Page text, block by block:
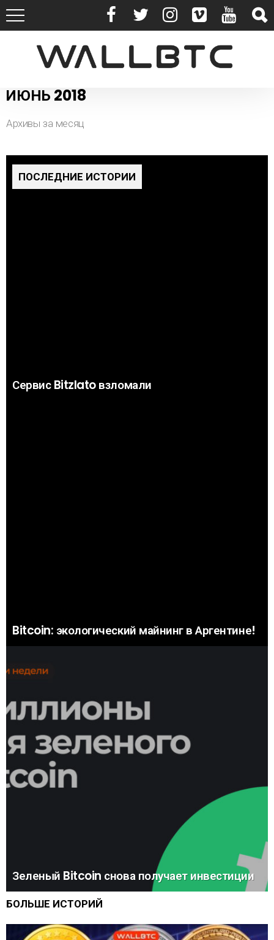
ИЮНЬ 2018
Архивы за месяц
ПОСЛЕДНИЕ ИСТОРИИ
Сервис Bitzlato взломали
Bitcoin: экологический майнинг в Аргентине!
Зеленый Bitcoin снова получает инвестиции
БОЛЬШЕ ИСТОРИЙ